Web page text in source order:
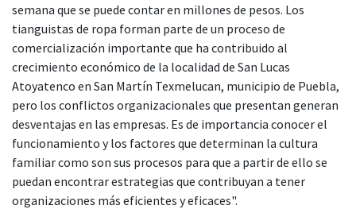
semana que se puede contar en millones de pesos. Los
tianguistas de ropa forman parte de un proceso de
comercialización importante que ha contribuido al
crecimiento económico de la localidad de San Lucas
Atoyatenco en San Martín Texmelucan, municipio de Puebla,
pero los conflictos organizacionales que presentan generan
desventajas en las empresas. Es de importancia conocer el
funcionamiento y los factores que determinan la cultura
familiar como son sus procesos para que a partir de ello se
puedan encontrar estrategias que contribuyan a tener
organizaciones más eficientes y eficaces".